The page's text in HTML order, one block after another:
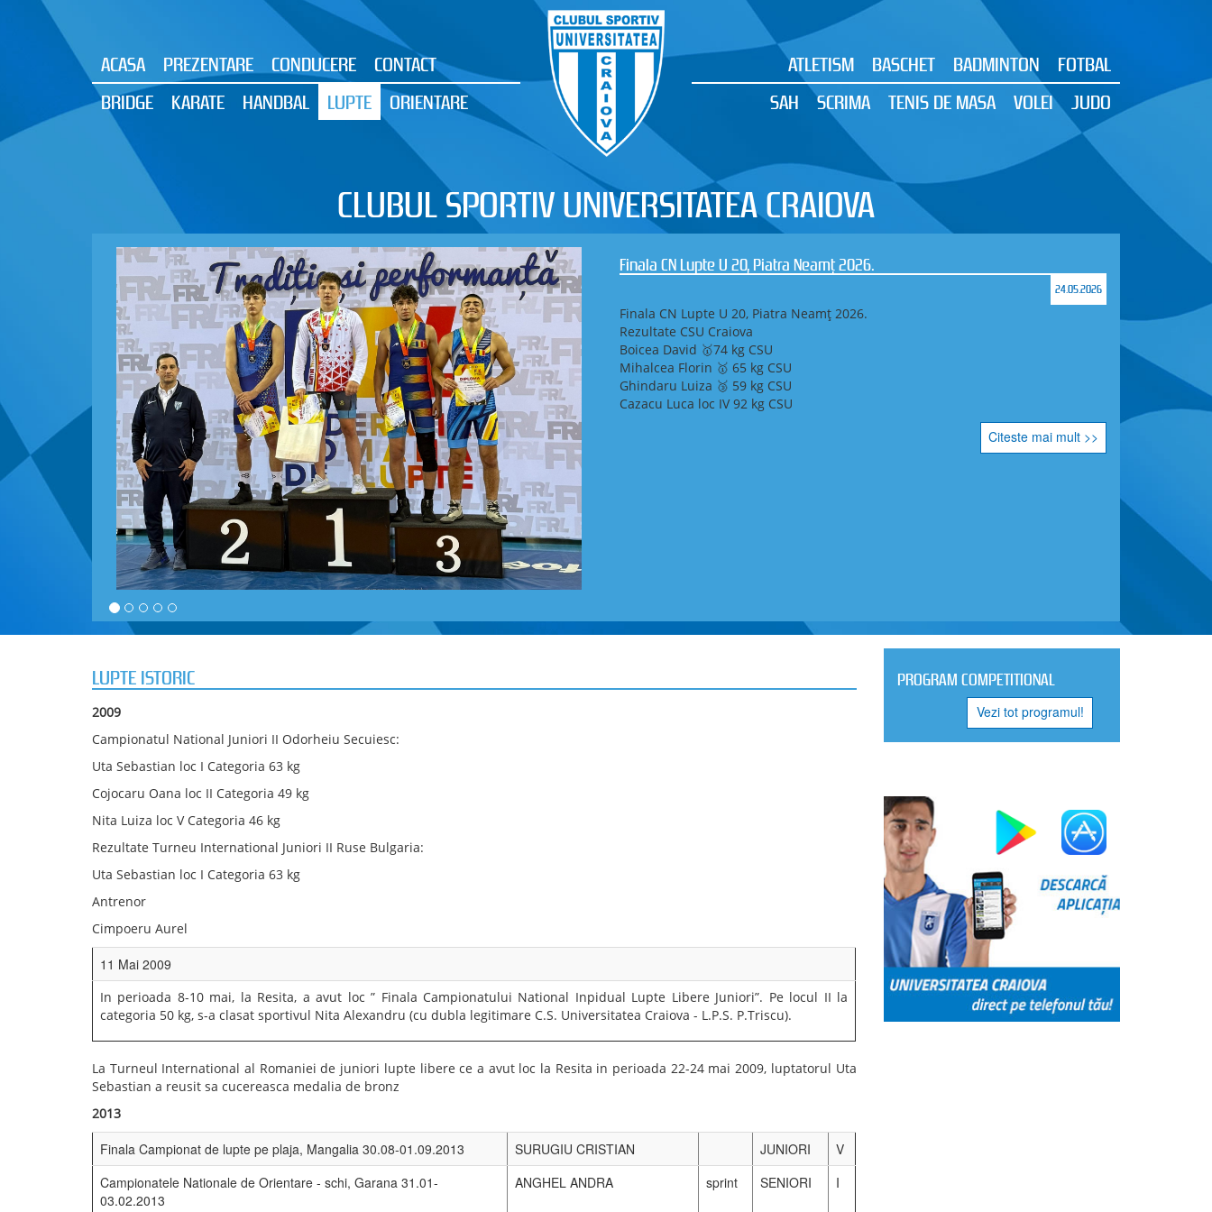
ACASA PREZENTARE CONDUCERE
CONTACT
BRIDGE
KARATE HANDBAL LUPTE ORIENTARE
ATLETISM BASCHET BADMINTON
FOTBAL
SAH
SCRIMA TENIS DE MASA VOLEI JUDO
CLUBUL SPORTIV UNIVERSITATEA CRAIOVA
Campionatul Național de Ștafetă și Campionatul Național pe Echipe la
Orientare
13.05.2026
CSU Craiova – două medalii de aur și una de bronz la Campionatul Național de
Ștafetă și Campionatul Național pe Echipe la Orientare
Maramureș (Baia Sprie / Șișești), 8–10 mai 2026
În perioada 8–10 mai 2026, în județul Maramureș, s-au desfășurat Campionatul
Național de Ștafetă și Campionatul Național pe Echipe la Orientare, competiții
organizate de Federația Română de Orientare, în colaborare cu partenerii locali.
Traseele au solicitat atât capacitatea de efort, cât și precizia deciziilor tehnice,
control tehnic ridicat, transformând constanța în victoria finală și în medaliile de
Campionatul Național pe Echipe – sistem de clasament și podiumuri
În Campionatul Național pe Echipe, sportivii concurează individual în două
probe – medie distanță și lungă distanță. Pentru fiecare club, ordinea în
La senioare, echipa CSU Craiova formată din Andra Anghel și Alexia Tudorache a
obținut medalia de aur și titlul național pe echipe, confirmând nivelul ridicat de
pregătire și stabilitatea rezultatelor în ambele probe.
La seniori, echipa CSU Craiova alcătuită din Lucas Tamaș și Alexandru Blejdea a
urcat pe podium, cucerind medalia de bronz în clasamentul pe echipe.
Aur – Campionatul Național de Ștafetă (seniori): Lucas Tamaș – Daniel
Aur – Campionatul Național pe Echipe (senioare): Andra Anghel – Alexia
Tudorache.
Bronz – Campionatul Național pe Echipe (seniori): Lucas Tamaș – Alexandru
Blejdea.
Prin aceste rezultate – două titluri naționale și o medalie de bronz – CSU Craiova